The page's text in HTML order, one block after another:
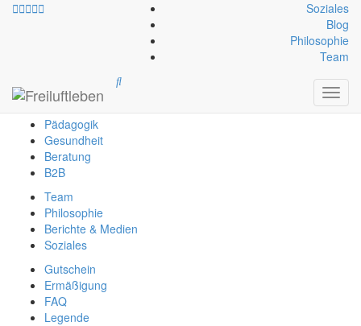
Soziales
Blog
Philosophie
Team
info@freiluftleben.at +43 664 64 664 23
Freiluftleben
Pädagogik
Gesundheit
Beratung
B2B
Team
Philosophie
Berichte & Medien
Soziales
Gutschein
Ermäßigung
FAQ
Legende